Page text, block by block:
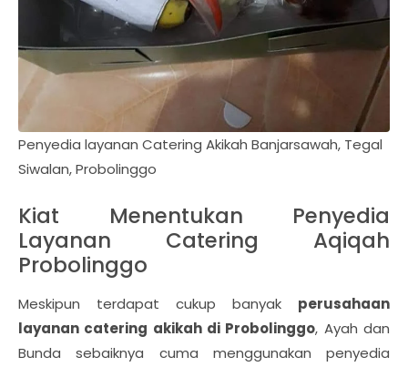
Penyedia layanan Catering Akikah Banjarsawah, Tegal
Siwalan, Probolinggo
Kiat Menentukan Penyedia
Layanan Catering Aqiqah
Probolinggo
Meskipun terdapat cukup banyak perusahaan
layanan catering akikah di Probolinggo, Ayah dan
Bunda sebaiknya cuma menggunakan penyedia